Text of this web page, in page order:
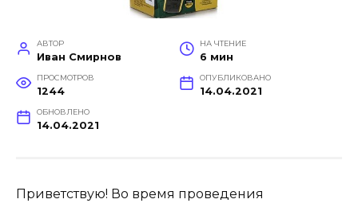
АВТОР
Иван Смирнов
НА ЧТЕНИЕ
6 мин
ПРОСМОТРОВ
1244
ОПУБЛИКОВАНО
14.04.2021
ОБНОВЛЕНО
14.04.2021
Приветствую! Во время проведения